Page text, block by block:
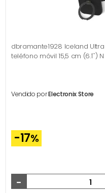
dbramante1928 Iceland
teléfono móvil 15,5 cm (6.1'') N
Vendido porElectronix Store
-17%
-